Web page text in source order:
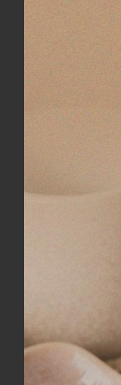
Colcha
Kit Colcha S.
centro é
de algodão
Lavar antes de
diretamente no